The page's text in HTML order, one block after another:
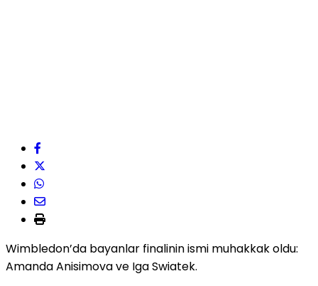
Wimbledon’da bayanlar finalinin ismi muhakkak oldu:
Amanda Anisimova ve Iga Swiatek.